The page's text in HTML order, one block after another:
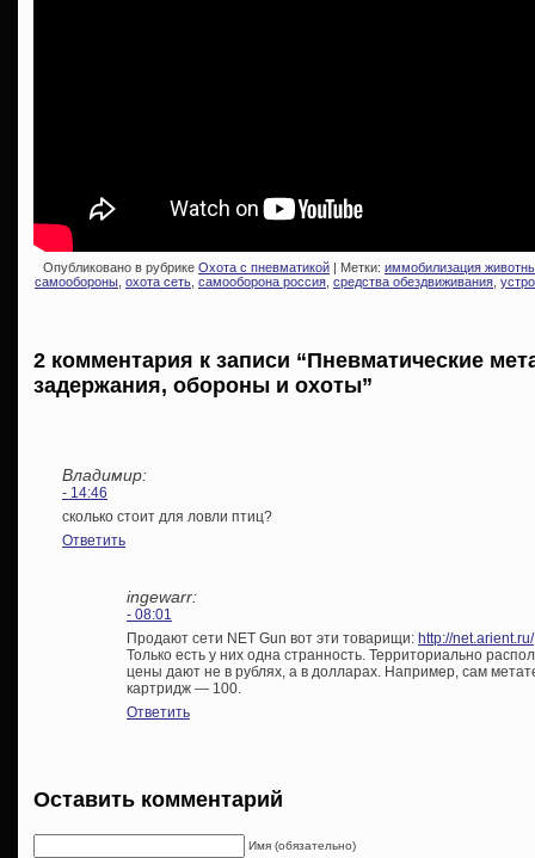
Опубликовано в рубрике Охота с пневматикой | Метки: иммобилизация
самообороны охота сеть самооборона россия средства обездвиживания
2 комментария к записи “Пневматические
задержания, обороны и охоты”
Владимир:
- 14:46
сколько стоит для ловли птиц?
Ответить
ingewarr:
- 08:01
Продают сети NET Gun вот эти товарищи: http://net.arient.ru/
Только есть у них одна странность. Территориально
цены дают не в рублях, а в долларах. Например, сам
картридж — 100.
Ответить
Оставить комментарий
Имя (обязательно)